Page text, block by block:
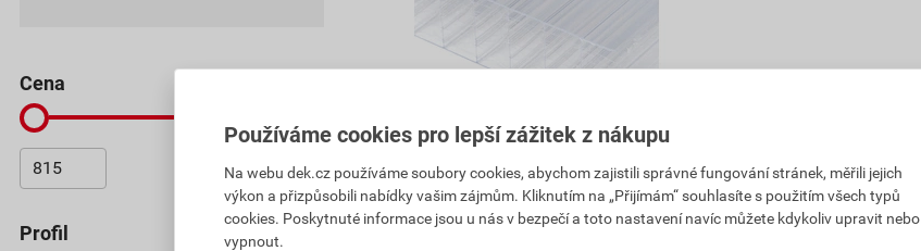
profil
cena
Deska polykarbonátová dutinková
MULTICLEAR 32 11 WALL 1UV čirá
2100×7000 mm
Používáme cookies pro lepší zážitek z nákupu
Na webu dek.cz používáme soubory cookies, abychom zajistili správné fungování stránek, měřili jejich
výkon a přizpůsobili nabídky vašim zájmům. Kliknutím na „Přijímám“ souhlasíte s použitím všech typů
cookies. Poskytnuté informace jsou u nás v bezpečí a toto nastavení navíc můžete kdykoliv upravit nebo
vypnout.